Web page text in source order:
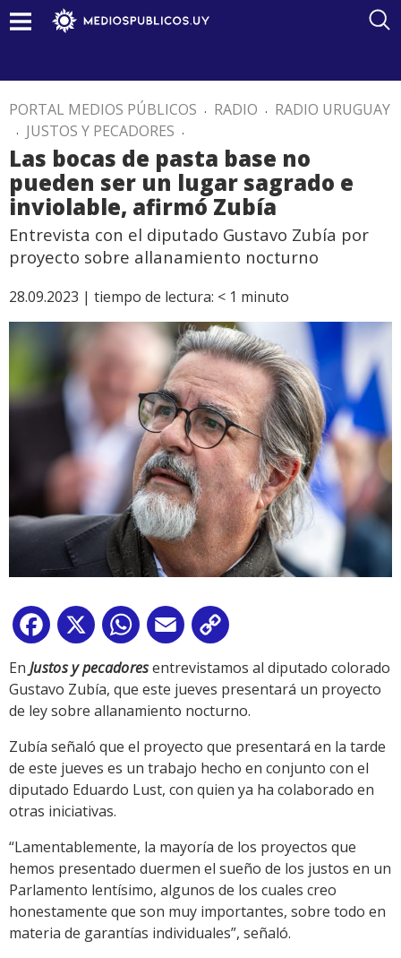
PORTAL MEDIOS PÚBLICOS . RADIO . RADIO URUGUAY
. JUSTOS Y PECADORES .
Las bocas de pasta base no
pueden ser un lugar sagrado e
inviolable, afirmó Zubía
Entrevista con el diputado Gustavo Zubía por
proyecto sobre allanamiento nocturno
28.09.2023 | tiempo de lectura: < 1 minuto
Facebook
X WhatsApp
Email
Link
En Justos y pecadoresentrevistamos al diputado colorado
Gustavo Zubía, que este jueves presentará un proyecto
de ley sobre allanamiento nocturno.
Zubía señaló que el proyecto que presentará en la tarde
de este jueves es un trabajo hecho en conjunto con el
diputado Eduardo Lust, con quien ya ha colaborado en
otras iniciativas.
“Lamentablemente, la mayoría de los proyectos que
hemos presentado duermen el sueño de los justos en un
Parlamento lentísimo, algunos de los cuales creo
honestamente que son muy importantes, sobre todo en
materia de garantías individuales”, señaló.